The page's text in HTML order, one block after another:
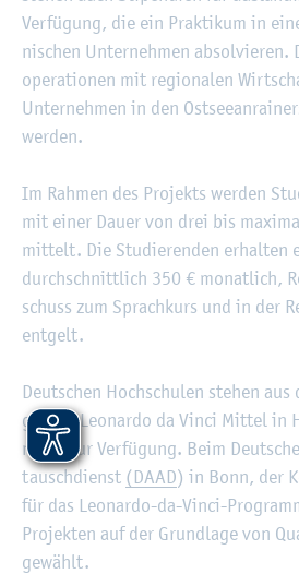
Ver­fü­gung, die ein Prak­ti­kum in
ni­schen Un­ter­neh­men
ope­ra­tio­nen mit re­gio­na­len
Un­ter­neh­men in den
wer­den.
Im Rah­men des Pro­jekts wer­den
mit einer Dauer von drei bis
mit­telt. Die Stu­die­ren­den er­hal­ten
durch­schnitt­lich 350 € mo­nat­lich,
schuss zum Sprach­kurs und in der
ent­gelt.
Deut­schen Hoch­schu­len ste­hen
gramm Leo­nar­do da Vinci Mit­tel
nen € zur Ver­fü­gung. Beim
tausch­dienst (DAAD) in Bonn, der
für das Leo­nar­do-da-Vinci-
Pro­jek­ten auf der Grund­la­ge von
ge­wählt.